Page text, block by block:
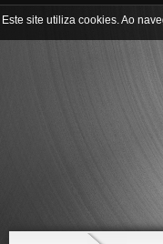
Este site utiliza cookies. Ao